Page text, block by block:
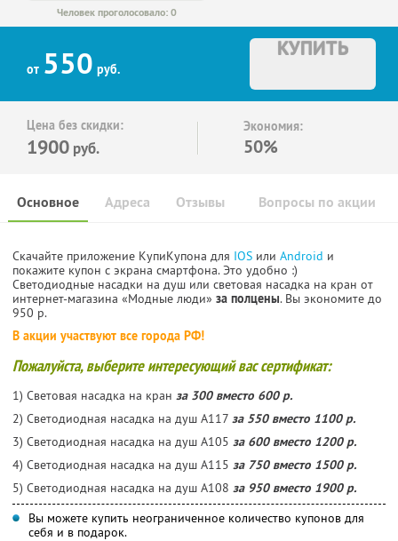
Человек проголосовало: 0
от 550 руб.
КУПИТЬ
Цена без скидки:
1900 руб.
Экономия:
50%
Основное Отзывы Вопросы по акции
Адреса
Скачайте приложение КупиКупона для IOS или Android и
покажите купон с экрана смартфона. Это удобно :)
Светодиодные насадки на душ или световая насадка на кран от
интернет-магазина «Модные люди» за полцены. Вы экономите до
950 р.
В акции участвуют все города РФ!
Пожалуйста, выберите интересующий вас сертификат:
1) Световая насадка на кран за 300 вместо 600 р.
2) Светодиодная насадка на душ А117 за 550 вместо 1100 р.
3) Светодиодная насадка на душ А105 за 600 вместо 1200 р.
4) Светодиодная насадка на душ А115 за 750 вместо 1500 р.
5) Светодиодная насадка на душ А108 за 950 вместо 1900 р.
Вы можете купить неограниченное количество купонов для
себя и в подарок.